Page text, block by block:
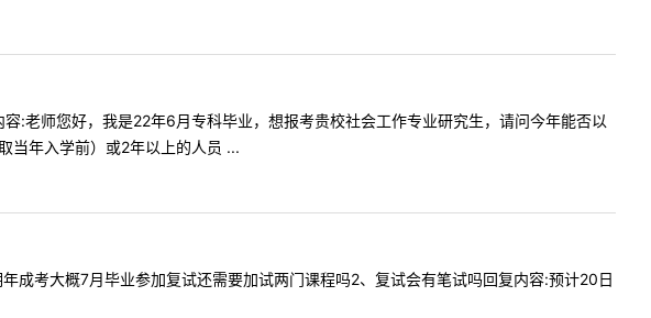
师您好，我是22年6月专科毕业，想报考贵校社会工作专业研究生，请问今年能否以
当年入学前）或2年以上的人员 ...
考大概7月毕业参加复试还需要加试两门课程吗2、复试会有笔试吗回复内容:预计20日